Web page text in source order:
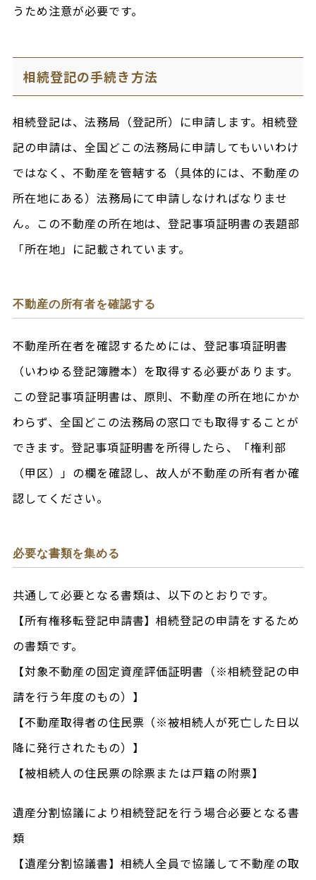
うため注意が必要です。
相続登記の手続き方法
相続登記は、法務局（登記所）に申請します。相続登
記の申請は、全国どこの法務局に申請してもいいわけ
ではなく、不動産を管轄する（具体的には、不動産の
所在地にある）法務局にて申請しなければなりませ
ん。この不動産の所在地は、登記事項証明書の表題部
「所在地」に記載されています。
不動産の所有者を確認する
不動産所在者を確認するためには、登記事項証明書
（いわゆる登記簿謄本）を取得する必要があります。
この登記事項証明書は、原則、不動産の所在地にかか
わらず、全国どこの法務局の窓口でも取得することが
できます。登記事項証明書を所得したら、「権利部
（甲区）」の欄を確認し、故人が不動産の所有者か確
認してください。
必要な書類を集める
共通して必要となる書類は、以下のとおりです。
【所有権移転登記申請書】相続登記の申請をするため
の書類です。
【対象不動産の固定資産評価証明書（※相続登記の申
請を行う年度のもの）】
【不動産取得者の住民票（※被相続人が死亡した日以
降に発行されたもの）】
【被相続人の住民票の除票または戸籍の附票】
遺産分割協議により相続登記を行う場合必要となる書
類
【遺産分割協議書】相続人全員で協議して不動産の取